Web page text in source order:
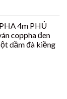
4m PHỦ
coppha đen
dầm đà kiềng